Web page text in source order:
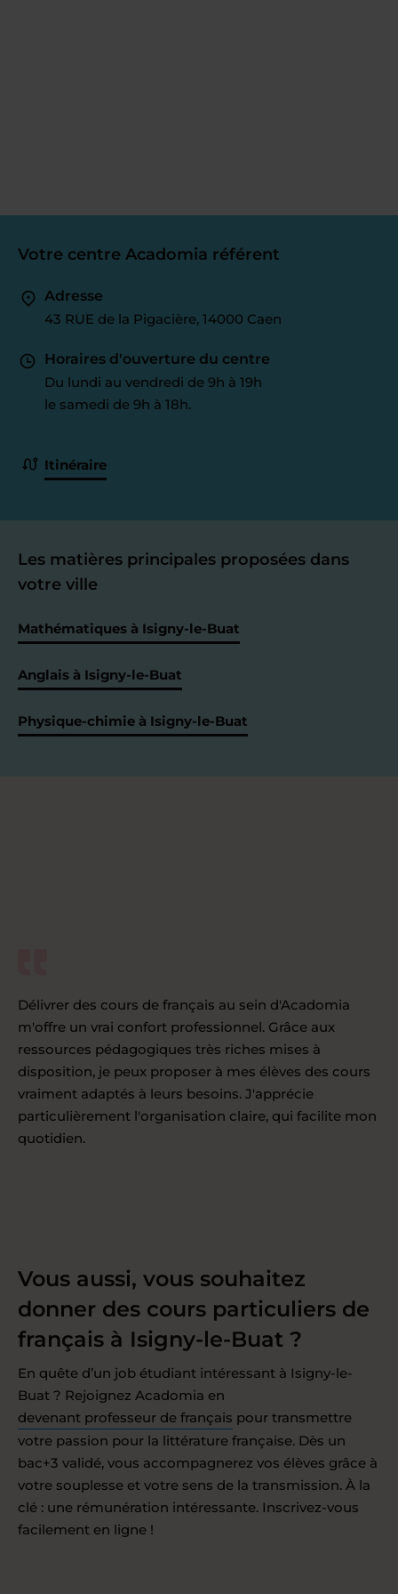
Votre centre Acadomia référent
Adresse
43 RUE de la Pigacière, 14000 Caen
Horaires d'ouverture du centre
Du lundi au vendredi de 9h à 19h
le samedi de 9h à 18h.
Itinéraire
Les matières principales proposées dans
votre ville
Mathématiques à Isigny-le-Buat
Anglais à Isigny-le-Buat
Physique-chimie à Isigny-le-Buat
Délivrer des cours de français au sein d'Acadomia
m'offre un vrai confort professionnel. Grâce aux
ressources pédagogiques très riches mises à
disposition, je peux proposer à mes élèves des cours
vraiment adaptés à leurs besoins. J'apprécie
particulièrement l'organisation claire, qui facilite mon
quotidien.
Vous aussi, vous souhaitez
donner des cours particuliers de
français à Isigny-le-Buat ?
En quête d’un job étudiant intéressant à Isigny-le-
Buat ? Rejoignez Acadomia en
devenant professeur de français pour transmettre
votre passion pour la littérature française. Dès un
bac+3 validé, vous accompagnerez vos élèves grâce à
votre souplesse et votre sens de la transmission. À la
clé : une rémunération intéressante. Inscrivez-vous
facilement en ligne !